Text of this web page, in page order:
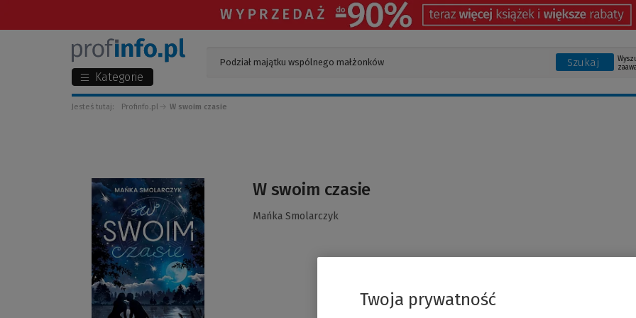
Kategorie
Szukaj
Jesteś tutaj: Profinfo.pl W swoim czasie
(Link
innej
strony)
W swoim czasie
Mańka Smolarczyk
Twoja prywatność